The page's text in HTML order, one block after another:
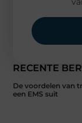
RECENTE
De voordelen van
een EMS suit